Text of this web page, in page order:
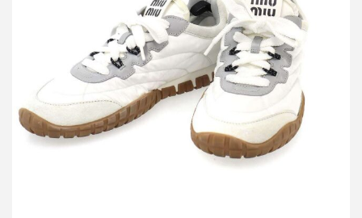
ミュウミュウ Tyre テクニカルファブリックxスエードレザースニ
ーカー
買取金額30,000円
詳しく見る